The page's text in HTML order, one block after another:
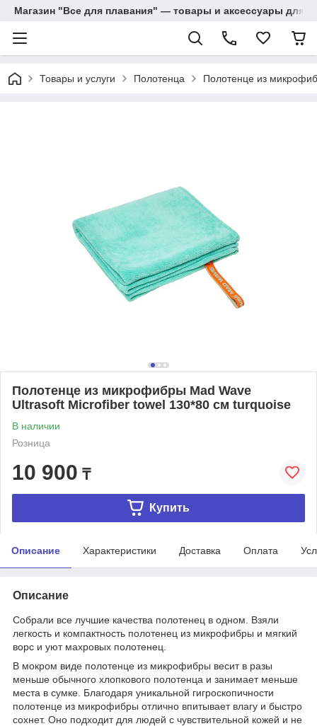
Магазин "Все для плавания" — товары и аксессуары для
Товары и услуги Полотенца Полотенце из
Полотенце из микрофибры Mad Wave
Ultrasoft Microfiber towel 130*80 см turquoise
В наличии
Розница
10 900 ₸
Купить
Описание Характеристики Доставка Оплата
Описание
Собрали все лучшие качества полотенец в одном. Взяли
легкость и компактность полотенец из микрофибры и мягкий
ворс и уют махровых полотенец.
В мокром виде полотенце из микрофибры весит в разы
меньше обычного хлопкового полотенца и занимает меньше
места в сумке. Благодаря уникальной гигроскопичности
полотенце из микрофибры отлично впитывает влагу и быстро
сохнет. Оно подходит для людей с чувствительной кожей и не